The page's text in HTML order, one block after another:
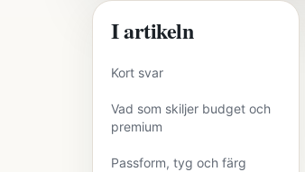
I artikeln
Kort svar
Vad som skiljer budget och
premium
Passform, tyg och färg